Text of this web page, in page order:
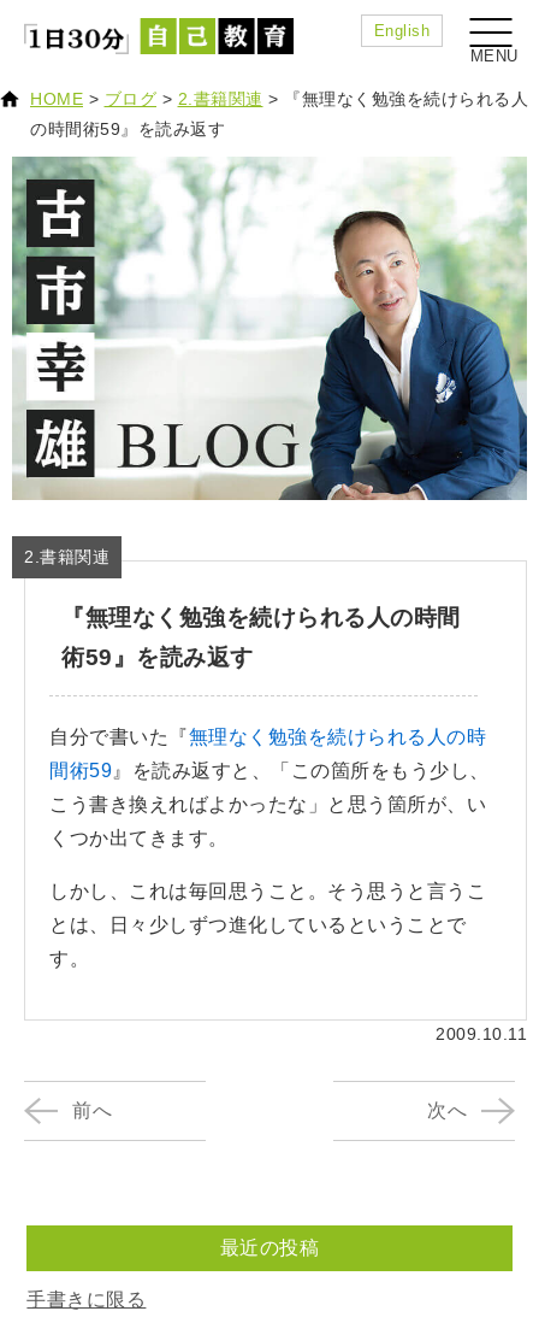
English
HOME > ブログ > 2.書籍関連 >
『無理なく勉強を続けられる人
の時間術59』を読み返す
2.書籍関連
『無理なく勉強を続けられる人の時間
術59』を読み返す
自分で書いた『無理なく勉強を続けられる人の時
間術59 』を読み返すと、「この箇所をもう少し、
こう書き換えればよかったな」と思う箇所が、い
くつか出てきます。
しかし、これは毎回思うこと。そう思うと言うこ
とは、日々少しずつ進化しているということで
す。
2009.10.11
前へ 次へ
最近の投稿
手書きに限る